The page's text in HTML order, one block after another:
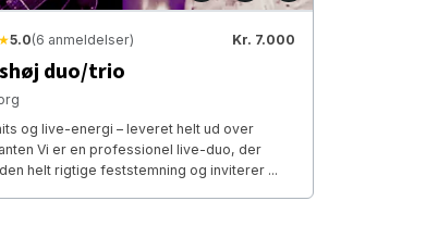
5.0(6 anmeldelser) Kr. 7.000
duo/trio
og live-energi – leveret helt ud over
Vi er en professionel live-duo, der
helt rigtige feststemning og inviterer ...